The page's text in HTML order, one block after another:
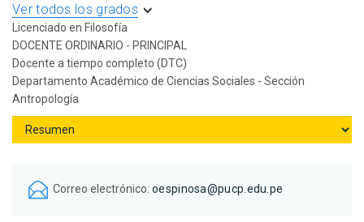
Ver todos los grados
Licenciado en Filosofía
DOCENTE ORDINARIO - PRINCIPAL
Docente a tiempo completo (DTC)
Departamento Académico de Ciencias Sociales - Sección
Antropología
Correo electrónico: oespinosa@pucp.edu.pe